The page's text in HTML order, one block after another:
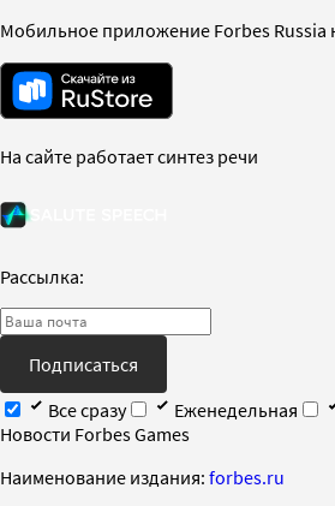
Мобильное приложение Forbes Russia
На сайте работает синтез речи
Рассылка:
Подписаться
Все сразу
Еженедельная
Новости Forbes Games
Наименование издания: forbes.ru